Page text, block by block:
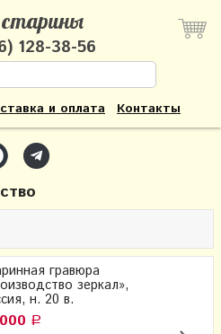
128-38-56
и оплата Контакты
гравюра
зеркал»,
н. 20 в.
Р